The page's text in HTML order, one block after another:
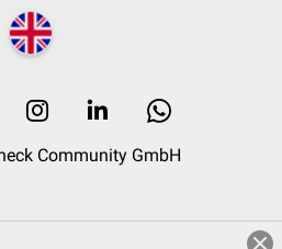
Community GmbH